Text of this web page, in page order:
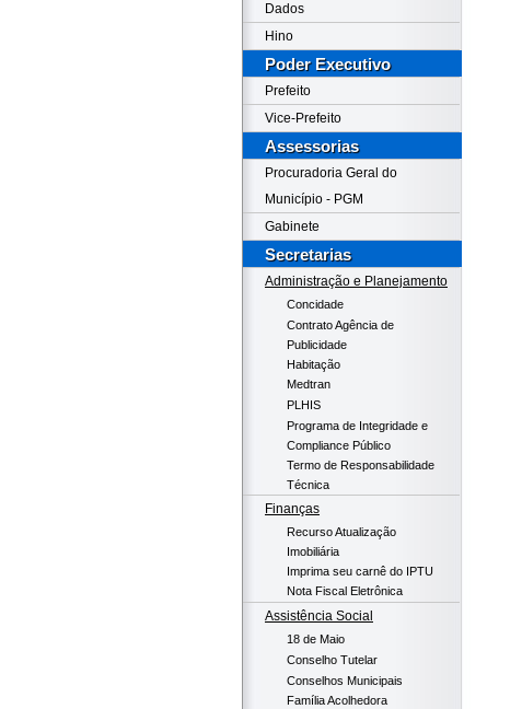
Dados
Hino
Poder Executivo
Prefeito
Vice-Prefeito
Assessorias
Procuradoria Geral do
Município - PGM
Gabinete
Secretarias
Administração e Planejamento
Concidade
Contrato Agência de
Publicidade
Habitação
Medtran
PLHIS
Programa de Integridade e
Compliance Público
Termo de Responsabilidade
Técnica
Finanças
Recurso Atualização
Imobiliária
Imprima seu carnê do IPTU
Nota Fiscal Eletrônica
Assistência Social
18 de Maio
Conselho Tutelar
Conselhos Municipais
Família Acolhedora